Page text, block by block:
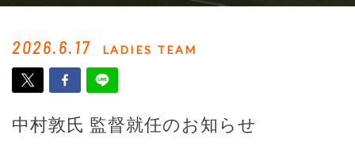
2026.6.17 LADIES TEAM
中村敦氏 監督就任のお知らせ